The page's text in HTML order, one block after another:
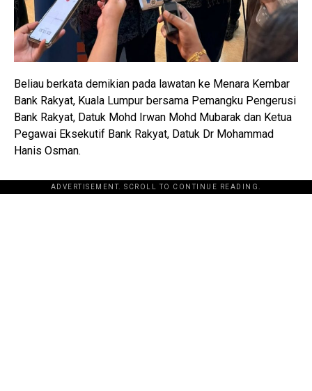
Beliau berkata demikian pada lawatan ke Menara Kembar
Bank Rakyat, Kuala Lumpur bersama Pemangku Pengerusi
Bank Rakyat, Datuk Mohd Irwan Mohd Mubarak dan Ketua
Pegawai Eksekutif Bank Rakyat, Datuk Dr Mohammad
Hanis Osman.
ADVERTISEMENT. SCROLL TO CONTINUE READING.